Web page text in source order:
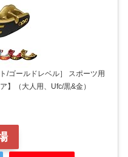
/ゴールドレベル］ スポーツ用
】（大人用、Ufc/黒&金）